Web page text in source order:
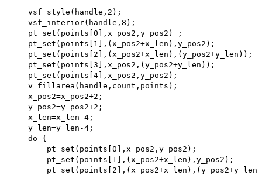
    vsf_style(handle,2);
    vsf_interior(handle,8);
    pt_set(points[0],x_pos2,y_pos2) ;
    pt_set(points[1],(x_pos2+x_len),y_pos2);
    pt_set(points[2],(x_pos2+x_len),(y_pos2+y_len));
    pt_set(points[3],x_pos2,(y_pos2+y_len));
    pt_set(points[4],x_pos2,y_pos2);
    v_fillarea(handle,count,points);
    x_pos2=x_pos2+2;
    y_pos2=y_pos2+2;
    x_len=x_len-4;
    y_len=y_len-4;
    do {
        pt_set(points[0],x_pos2,y_pos2);
        pt_set(points[1],(x_pos2+x_len),y_pos2);